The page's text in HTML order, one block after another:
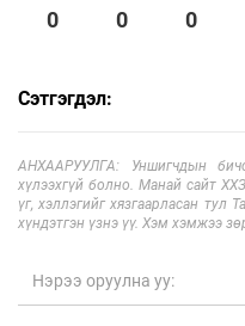
0 0 0
Сэтгэгдэл:
АНХААРУУЛГА: Уншигчдын
хүлээхгүй болно. Манай сайт
үг, хэллэгийг хязгаарласан тул
хүндэтгэн үзнэ үү. Хэм хэмжээ